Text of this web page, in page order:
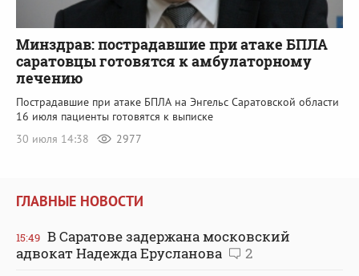
Минздрав: пострадавшие при атаке БПЛА
саратовцы готовятся к амбулаторному
лечению
Пострадавшие при атаке БПЛА на Энгельс Саратовской области
16 июля пациенты готовятся к выписке
30 июля 14:38
2977
ГЛАВНЫЕ НОВОСТИ
15:49 В Саратове задержана московский
адвокат Надежда Ерусланова
2